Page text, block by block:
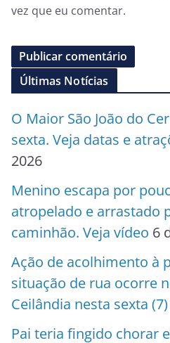
vez que eu comentar.
Últimas Notícias
O Maior São João do
sexta. Veja datas e
2026
Menino escapa por
atropelado e arrastado
caminhão. Veja vídeo 6
Ação de acolhimento à
situação de rua ocorre
Ceilândia nesta sexta (7)
Pai teria fingido chorar